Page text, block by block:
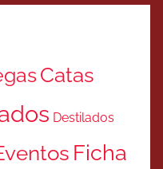
Catas
Destilados
Ficha